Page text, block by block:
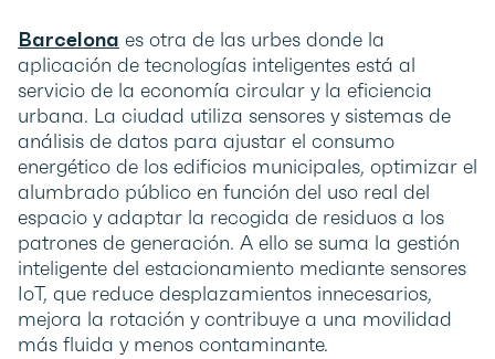
Barcelona es otra de las urbes donde la
aplicación de tecnologías inteligentes está al
servicio de la economía circular y la eficiencia
urbana. La ciudad utiliza sensores y sistemas de
análisis de datos para ajustar el consumo
energético de los edificios municipales, optimizar el
alumbrado público en función del uso real del
espacio y adaptar la recogida de residuos a los
patrones de generación. A ello se suma la gestión
inteligente del estacionamiento mediante sensores
IoT, que reduce desplazamientos innecesarios,
mejora la rotación y contribuye a una movilidad
más fluida y menos contaminante.